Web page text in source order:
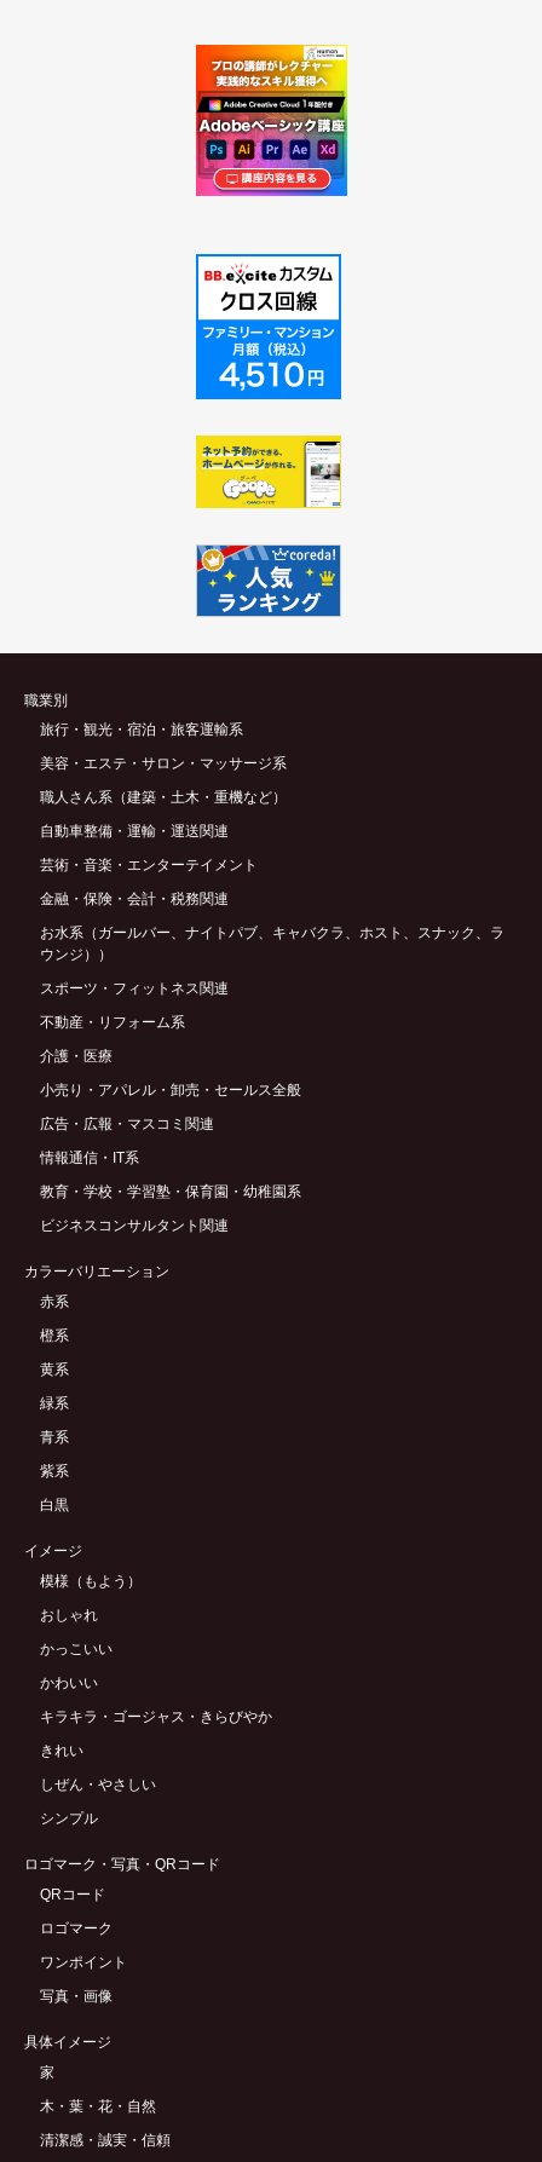
職業別
旅行・観光・宿泊・旅客運輸系
美容・エステ・サロン・マッサージ系
職人さん系（建築・土木・重機など）
自動車整備・運輸・運送関連
芸術・音楽・エンターテイメント
金融・保険・会計・税務関連
お水系（ガールバー、ナイトパブ、キャバクラ、ホスト、スナック、ラ
ウンジ））
スポーツ・フィットネス関連
不動産・リフォーム系
介護・医療
小売り・アパレル・卸売・セールス全般
広告・広報・マスコミ関連
情報通信・IT系
教育・学校・学習塾・保育園・幼稚園系
ビジネスコンサルタント関連
カラーバリエーション
赤系
橙系
黄系
緑系
青系
紫系
白黒
イメージ
模様（もよう）
おしゃれ
かっこいい
かわいい
キラキラ・ゴージャス・きらびやか
きれい
しぜん・やさしい
シンプル
ロゴマーク・写真・QRコード
QRコード
ロゴマーク
ワンポイント
写真・画像
具体イメージ
家
木・葉・花・自然
清潔感・誠実・信頼